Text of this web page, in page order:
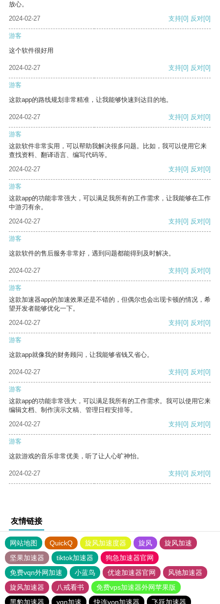
放心。
2024-02-27
支持[0] 反对[0]
游客
这个软件很好用
2024-02-27 支持[0] 反对[0]
游客
这款app的路线规划非常精准，让我能够快速到达目的地。
2024-02-27 支持[0] 反对[0]
游客
这款软件非常实用，可以帮助我解决很多问题。比如，我可以使用它来
查找资料、翻译语言、编写代码等。
2024-02-27
支持[0] 反对[0]
游客
这款app的功能非常强大，可以满足我所有的工作需求，让我能够在工作
中游刃有余。
2024-02-27
支持[0] 反对[0]
游客
这款软件的售后服务非常好，遇到问题都能得到及时解决。
2024-02-27 支持[0] 反对[0]
游客
这款加速器app的加速效果还是不错的，但偶尔也会出现卡顿的情况，希
望开发者能够优化一下。
2024-02-27
支持[0] 反对[0]
游客
这款app就像我的财务顾问，让我能够省钱又省心。
2024-02-27 支持[0] 反对[0]
游客
这款app的功能非常强大，可以满足我所有的工作需求。我可以使用它来
编辑文档、制作演示文稿、管理日程安排等。
2024-02-27
支持[0] 反对[0]
游客
这款游戏的音乐非常优美，听了让人心旷神怡。
2024-02-27 支持[0] 反对[0]
友情链接
网站地图 QuickQ 旋风加速度器 旋风
旋风加速
坚果加速器
tiktok加速器
狗急加速器官网
免费vqn外网加速
小蓝鸟 优途加速器官网
风驰加速器
旋风加速器
八戒看书
免费vps加速器外网苹果版
黑豹加速器
vqn加速 快连vρn加速器 飞跃加速器